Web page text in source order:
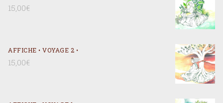
15,00€
AFFICHE • VOYAGE 2 •
15,00€